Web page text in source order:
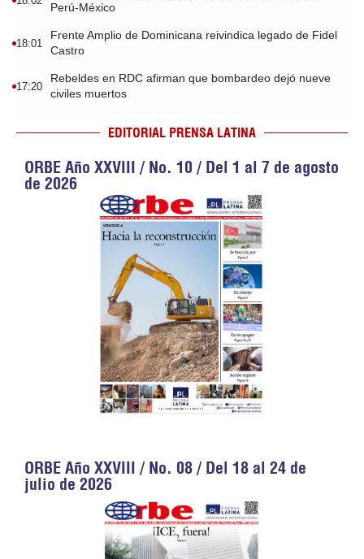
Perú-México
18:01
Frente Amplio de Dominicana reivindica legado de Fidel
Castro
17:20
Rebeldes en RDC afirman que bombardeo dejó nueve
civiles muertos
EDITORIAL PRENSA LATINA
ORBE Año XXVIII / No. 10 / Del 1 al 7 de agosto
de 2026
ORBE Año XXVIII / No. 08 / Del 18 al 24 de
julio de 2026